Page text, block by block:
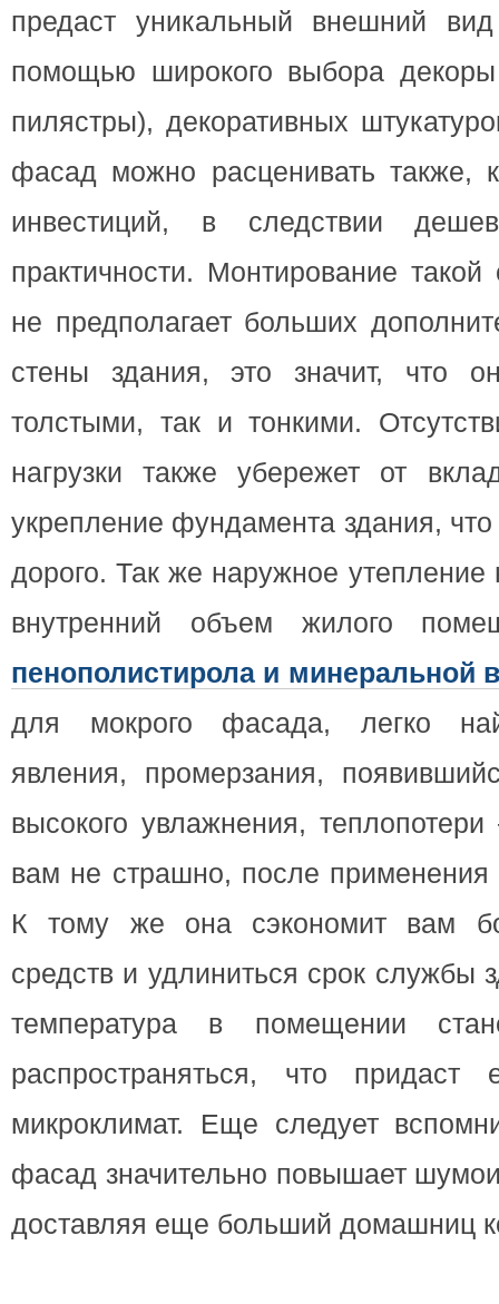
предаст уникальный внешний
помощью широкого выбора
пилястры), декоративных
фасад можно расценивать также,
инвестиций, в следствии
практичности. Монтирование
не предполагает больших
стены здания, это значит, что
толстыми, так и тонкими.
нагрузки также убережет от
укрепление фундамента здания,
дорого. Так же наружное утепление
внутренний объем жилого
пенополистирола и минеральной
для мокрого фасада, легко
явления, промерзания,
высокого увлажнения,
вам не страшно, после применения
К тому же она сэкономит вам
средств и удлиниться срок службы
температура в помещении
распространяться, что
микроклимат. Еще следует
фасад значительно повышает
доставляя еще больший домашниц